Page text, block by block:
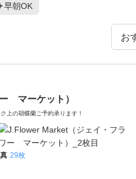
早朝OK
マーケット）
上の胡蝶蘭ご予約承ります！
29枚